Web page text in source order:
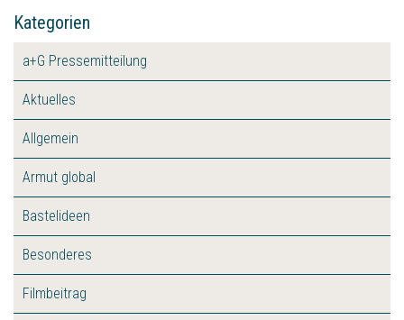
Kategorien
a+G Pressemitteilung
Aktuelles
Allgemein
Armut global
Bastelideen
Besonderes
Filmbeitrag